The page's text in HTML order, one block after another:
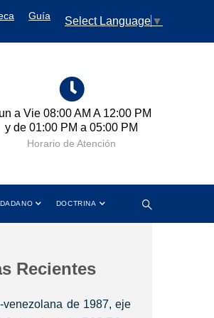
Guía Select Language ▼
Cra 11 No. 102-50 Bogotá D.C.,
Colombia
Dirección
DOCTRINA
Recientes
venezolana de 1987, eje